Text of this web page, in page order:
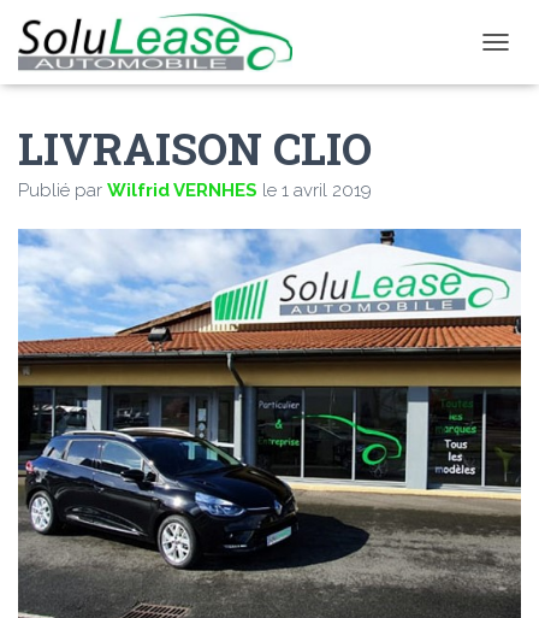
É
A
N
A
V
I
G
A
I
O
N
LIVRAISON CLIO
Publié par Wilfrid VERNHES le 1 avril 2019